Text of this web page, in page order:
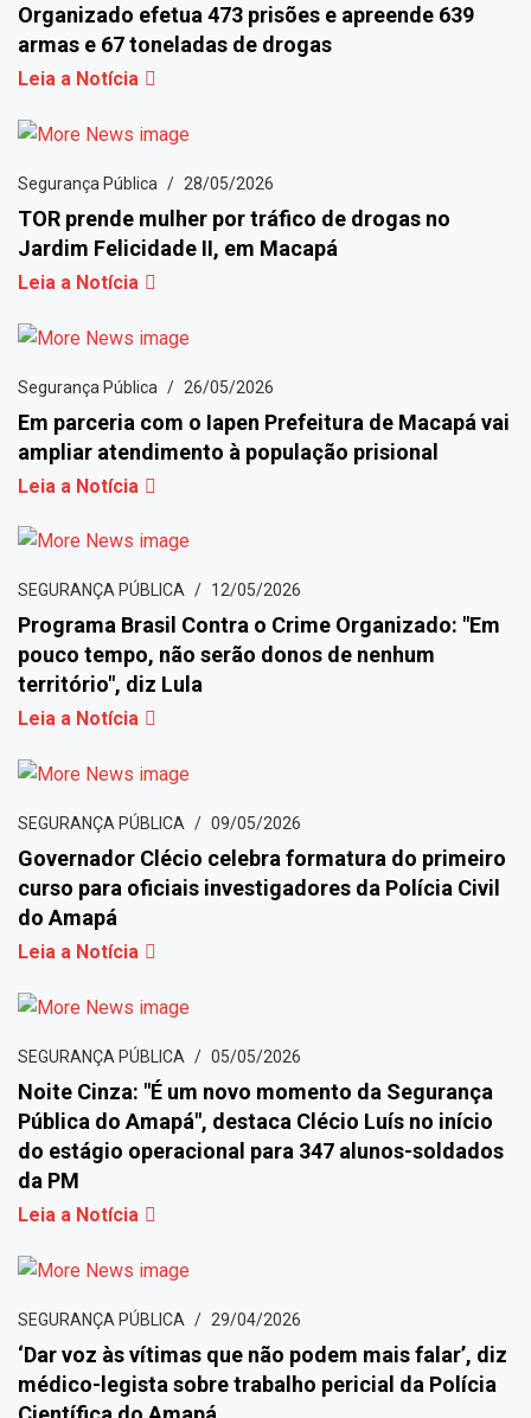
Organizado efetua 473 prisões e apreende 639
armas e 67 toneladas de drogas
Leia a Notícia
Segurança Pública 28/05/2026
TOR prende mulher por tráfico de drogas no
Jardim Felicidade II, em Macapá
Leia a Notícia
Segurança Pública 26/05/2026
Em parceria com o Iapen Prefeitura de Macapá vai
ampliar atendimento à população prisional
Leia a Notícia
SEGURANÇA PÚBLICA 12/05/2026
Programa Brasil Contra o Crime Organizado: "Em
pouco tempo, não serão donos de nenhum
território", diz Lula
Leia a Notícia
SEGURANÇA PÚBLICA 09/05/2026
Governador Clécio celebra formatura do primeiro
curso para oficiais investigadores da Polícia Civil
do Amapá
Leia a Notícia
SEGURANÇA PÚBLICA 05/05/2026
Noite Cinza: "É um novo momento da Segurança
Pública do Amapá", destaca Clécio Luís no início
do estágio operacional para 347 alunos-soldados
da PM
Leia a Notícia
SEGURANÇA PÚBLICA 29/04/2026
‘Dar voz às vítimas que não podem mais falar’, diz
médico-legista sobre trabalho pericial da Polícia